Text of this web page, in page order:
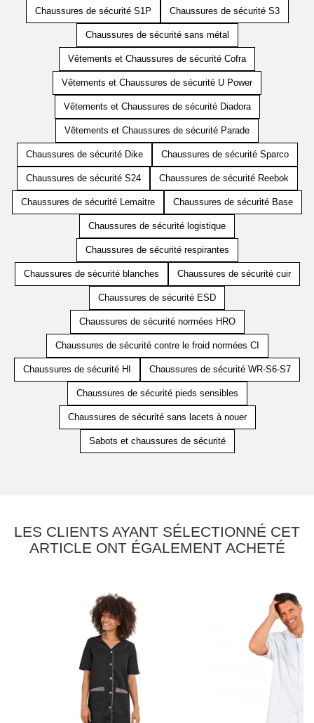
Chaussures de sécurité S1P Chaussures de sécurité S3
Chaussures de sécurité sans métal
Vêtements et Chaussures de sécurité Cofra
Vêtements et Chaussures de sécurité U Power
Vêtements et Chaussures de sécurité Diadora
Vêtements et Chaussures de sécurité Parade
Chaussures de sécurité Dike Chaussures de sécurité Sparco
Chaussures de sécurité S24 Chaussures de sécurité Reebok
Chaussures de sécurité Lemaitre Chaussures de sécurité Base
Chaussures de sécurité logistique
Chaussures de sécurité respirantes
Chaussures de sécurité blanches Chaussures de sécurité cuir
Chaussures de sécurité ESD
Chaussures de sécurité normées HRO
Chaussures de sécurité contre le froid normées CI
Chaussures de sécurité HI Chaussures de sécurité WR-S6-S7
Chaussures de sécurité pieds sensibles
Chaussures de sécurité sans lacets à nouer
Sabots et chaussures de sécurité
LES CLIENTS AYANT SÉLECTIONNÉ CET
ARTICLE ONT ÉGALEMENT ACHETÉ